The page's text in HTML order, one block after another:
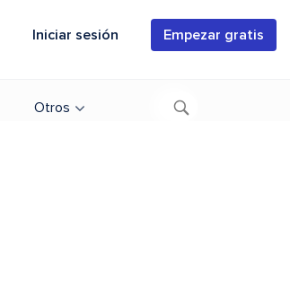
Iniciar sesión Empezar gratis
Otros